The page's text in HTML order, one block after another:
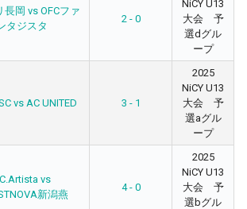
長岡 vs OFCファ
タジスタ
2 - 0
NiCY U13
大会 予
選dグル
ープ
vs AC UNITED 3 - 1
2025
NiCY U13
大会 予
選aグル
ープ
vs
新潟燕
4 - 0
2025
NiCY U13
大会 予
選bグル